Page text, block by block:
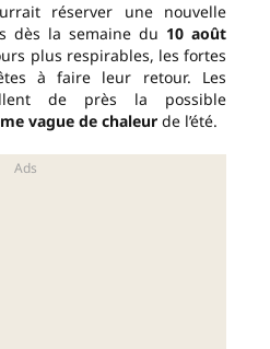
réserver une nouvelle
dès la semaine du 10 août
plus respirables, les fortes
à faire leur retour. Les
de près la possible
vague de chaleur de l’été.